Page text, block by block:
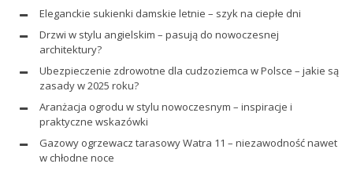
Eleganckie sukienki damskie letnie – szyk na ciepłe dni
Drzwi w stylu angielskim – pasują do nowoczesnej
architektury?
Ubezpieczenie zdrowotne dla cudzoziemca w Polsce – jakie są
zasady w 2025 roku?
Aranżacja ogrodu w stylu nowoczesnym – inspiracje i
praktyczne wskazówki
Gazowy ogrzewacz tarasowy Watra 11 – niezawodność nawet
w chłodne noce